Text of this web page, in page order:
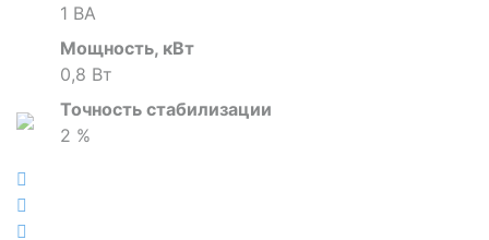
1 ВА
Мощность, кВт
0,8 Вт
Точность стабилизации
2 %